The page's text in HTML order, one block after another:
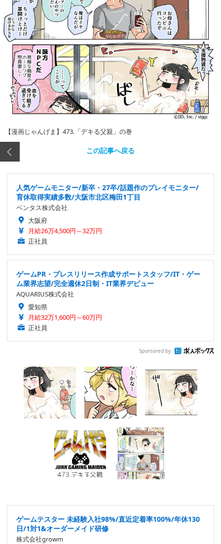
【漫画じゃんげま】473.「デキる父親」の巻
この記事へ戻る
人気ゲームモニター/新卒・27卒/話題作のプレイモニター/
育休取得実績多数/大阪市北区梅田1丁目
ベンタス株式会社
大阪府
月給26万4,500円～32万円
正社員
ゲームPR・プレスリリース作成サポートスタッフ/IT・ゲー
ム業界志望/完全週休2日制・IT業界デビュー
AQUARIUS株式会社
愛知県
月給32万1,600円～60万円
正社員
Sponsored by
ゲームテスター 未経験入社98%/直近定着率100%/年休130
日/1対1&オーダーメイド研修
株式会社growm